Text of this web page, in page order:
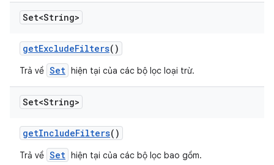
Set<String>
getExcludeFilters()
Trả về Set hiện tại của các bộ lọc loại trừ.
Set<String>
getIncludeFilters()
Trả về Set hiện tại của các bộ lọc bao gồm.